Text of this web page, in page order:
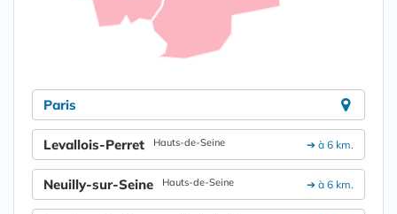
Paris
➔ à 6 km.
Levallois-Perret Hauts-de-Seine
➔ à 6 km.
Neuilly-sur-Seine Hauts-de-Seine